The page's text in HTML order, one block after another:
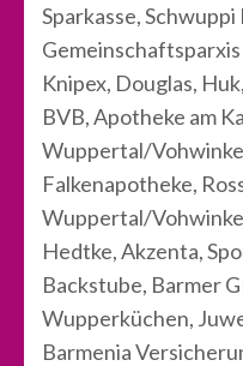
Sparkasse,
Knipex, Douglas,
BVB, Apotheke am
Wuppertal/
Falkenapotheke,
Wuppertal/
Hedtke, Akzenta,
Backstube, Barmer
Wupperküchen,
Barmenia